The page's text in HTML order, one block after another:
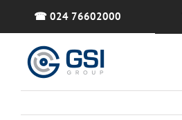
☎ 024 76602000